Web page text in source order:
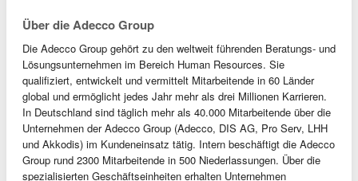
Über die Adecco Group
Die Adecco Group gehört zu den weltweit führenden Beratungs- und
Lösungsunternehmen im Bereich Human Resources. Sie
qualifiziert, entwickelt und vermittelt Mitarbeitende in 60 Länder
global und ermöglicht jedes Jahr mehr als drei Millionen Karrieren.
In Deutschland sind täglich mehr als 40.000 Mitarbeitende über die
Unternehmen der Adecco Group (Adecco, DIS AG, Pro Serv, LHH
und Akkodis) im Kundeneinsatz tätig. Intern beschäftigt die Adecco
Group rund 2300 Mitarbeitende in 500 Niederlassungen. Über die
spezialisierten Geschäftseinheiten erhalten Unternehmen